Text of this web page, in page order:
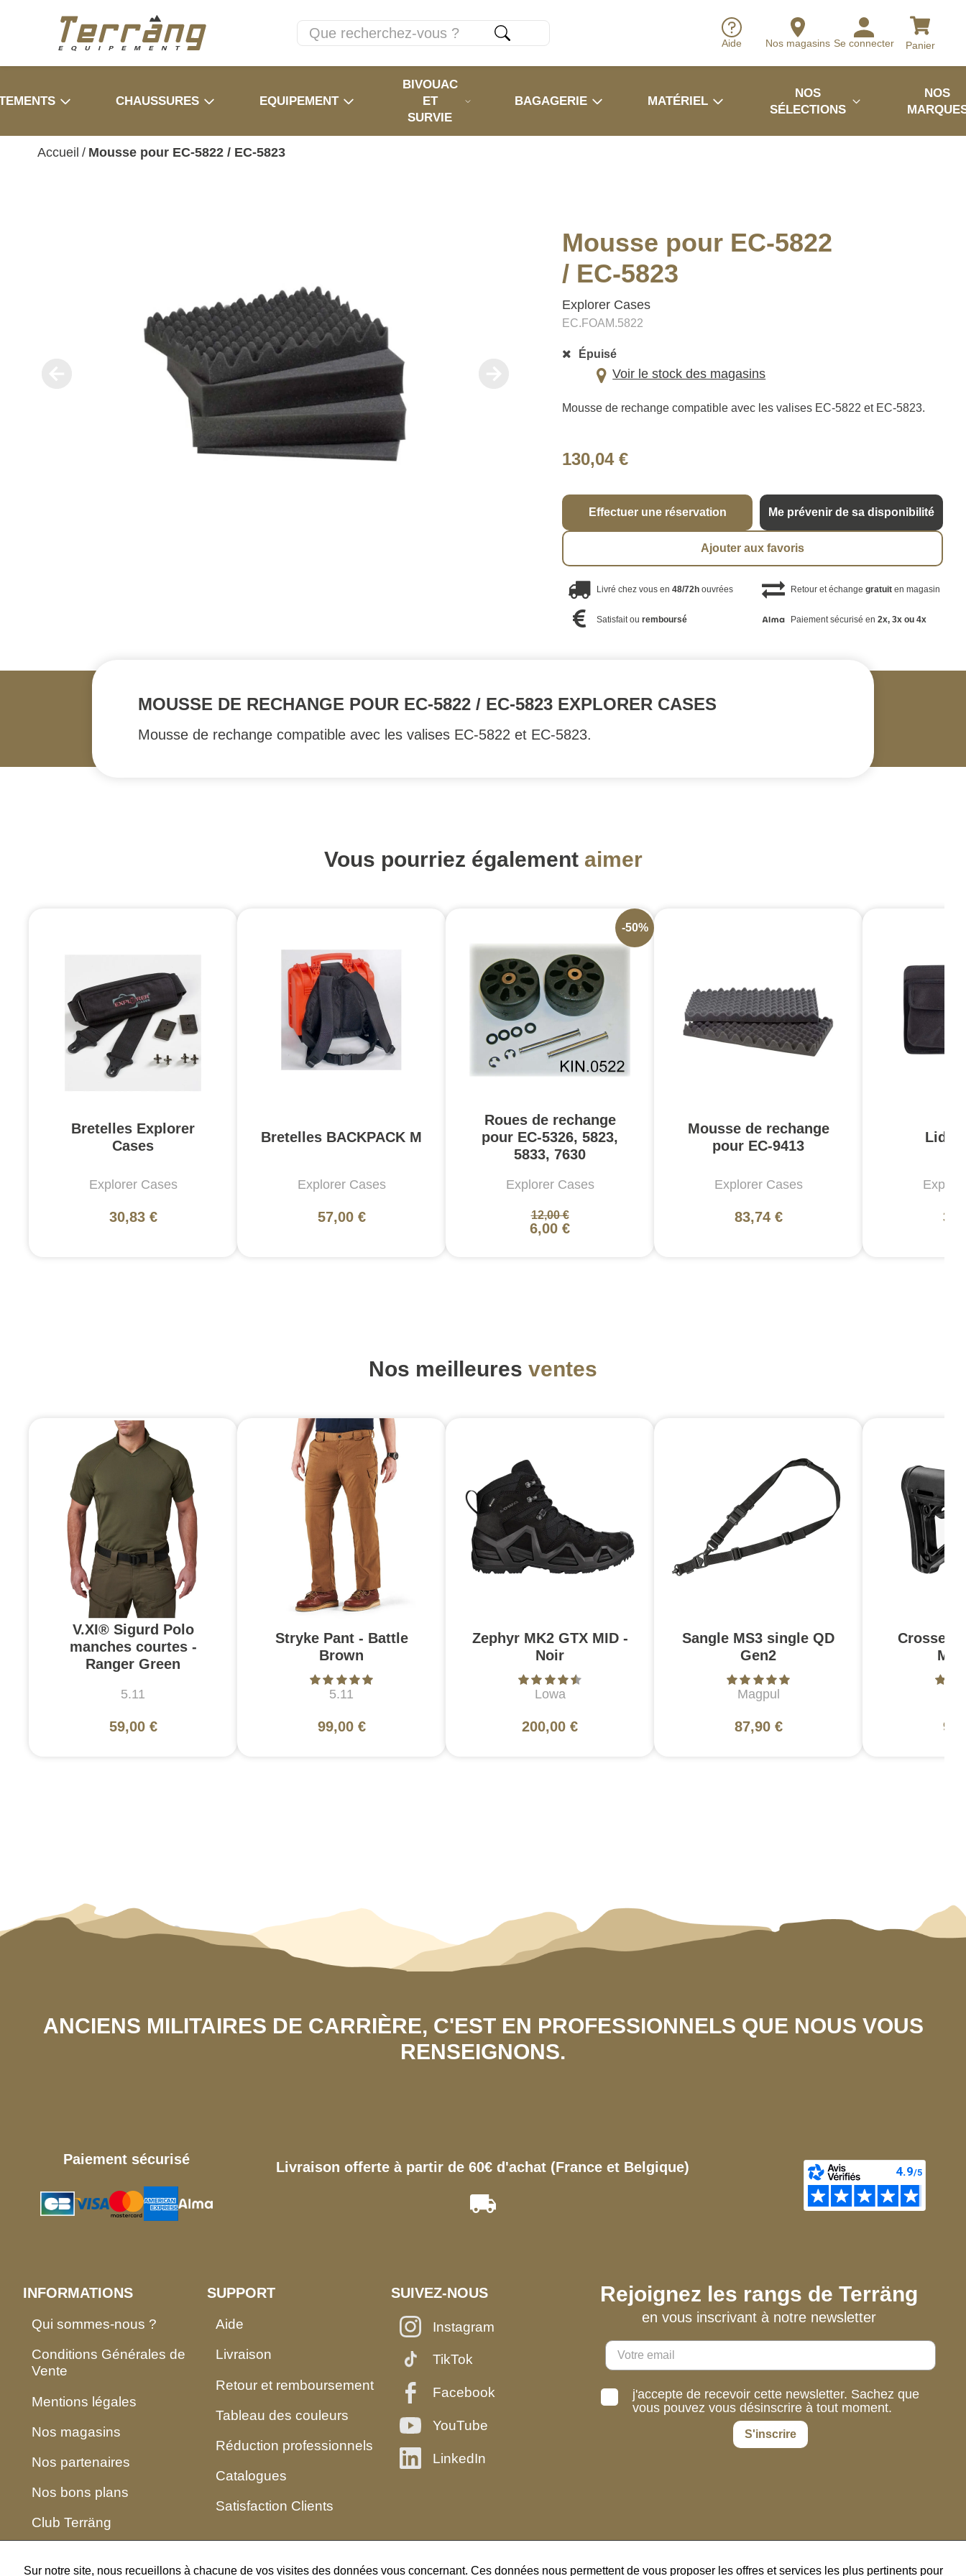
Aide Nos magasins Se connecter Panier
CHAUSSURES EQUIPEMENT
BIVOUAC
ET
SURVIE
BAGAGERIE MATÉRIEL
NOS
SÉLECTIONS
NOS
Accueil / Mousse pour EC-5822 / EC-5823
Mousse pour EC-5822
/ EC-5823
Explorer Cases
EC.FOAM.5822
Épuisé
Voir le stock des magasins
Mousse de rechange compatible avec les valises EC-5822 et EC-5823.
130,04 €
Effectuer une réservation Me prévenir de sa disponibilité
Ajouter aux favoris
Livré chez vous en48/72h ouvrées Retour et échange gratuiten magasin
Satisfait ouremboursé Paiement sécurisé en 2x, 3x ou 4x
MOUSSE DE RECHANGE POUR EC-5822 / EC-5823 EXPLORER CASES
Mousse de rechange compatible avec les valises EC-5822 et EC-5823.
Vous pourriez également aimer
Bretelles Explorer
Cases
Explorer Cases
30,83 €
Bretelles BACKPACK M
Explorer Cases
57,00 €
Roues de rechange
pour EC-5326, 5823,
5833, 7630
Explorer Cases
12,00 €
6,00 €
-50%
Mousse de rechange
pour EC-9413
Explorer Cases
83,74 €
Lid
Nos meilleures ventes
V.XI® Sigurd Polo
manches courtes -
Ranger Green
5.11
59,00 €
Stryke Pant - Battle
Brown
5.11
99,00 €
Zephyr MK2 GTX MID -
Noir
Lowa
200,00 €
Sangle MS3 single QD
Gen2
Magpul
87,90 €
Crosse
Mil-
ANCIENS MILITAIRES DE CARRIÈRE, C'EST EN PROFESSIONNELS QUE NOUS VOUS
RENSEIGNONS.
Paiement sécurisé Livraison offerte à partir de 60€ d'achat (France et Belgique)
INFORMATIONS
Qui sommes-nous ?
Conditions Générales de
Vente
Mentions légales
Nos magasins
Nos partenaires
Nos bons plans
Club Terräng
SUPPORT
Aide
Livraison
Retour et remboursement
Tableau des couleurs
Réduction professionnels
Catalogues
Satisfaction Clients
SUIVEZ-NOUS
Instagram
TikTok
Facebook
YouTube
LinkedIn
Rejoignez les rangs de Terräng
en vous inscrivant à notre newsletter
j'accepte de recevoir cette newsletter. Sachez que
vous pouvez vous désinscrire à tout moment.
S'inscrire
Sur notre site, nous recueillons à chacune de vos visites des données vous concernant. Ces données nous permettent de vous proposer les offres et services les plus pertinents pour